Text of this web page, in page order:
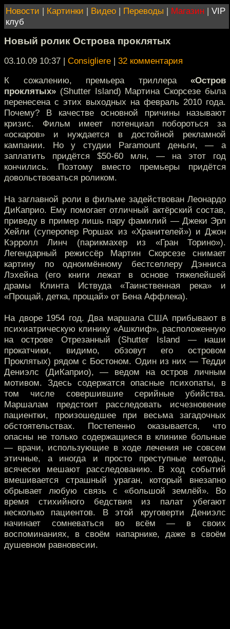
Новости | Картинки | Видео | Переводы | Магазин | VIP
клуб
Новый ролик Острова проклятых
03.10.09 10:37 | Consigliere | 32 комментария
К сожалению, премьера триллера «Остров
проклятых» (Shutter Island) Мартина Скорсезе была
перенесена с этих выходных на февраль 2010 года.
Почему? В качестве основной причины называют
кризис. Фильм имеет потенциал побороться за
«оскаров» и нуждается в достойной рекламной
кампании. Но у студии Paramount деньги, — а
заплатить придётся $50-60 млн, — на этот год
кончились. Поэтому вместо премьеры придётся
довольствоваться роликом.
На заглавной роли в фильме задействован Леонардо
ДиКаприо. Ему помогает отличный актёрский состав,
приведу в пример лишь пару фамилий — Джеки Эрл
Хейли (суперопер Роршах из «Хранителей») и Джон
Кэрролл Линч (парикмахер из «Гран Торино»).
Легендарный режиссёр Мартин Скорсезе снимает
картину по одноимённому бестселлеру Дэнниса
Лэхейна (его книги лежат в основе тяжелейшей
драмы Клинта Иствуда «Таинственная река» и
«Прощай, детка, прощай» от Бена Аффлека).
На дворе 1954 год. Два маршала США прибывают в
психиатрическую клинику «Ашклиф», расположенную
на острове Отрезанный (Shutter Island — наши
прокатчики, видимо, обзовут его островом
Проклятых) рядом с Бостоном. Один из них — Тедди
Дениэлс (ДиКаприо), — ведом на остров личным
мотивом. Здесь содержатся опасные психопаты, в
том числе совершившие серийные убийства.
Маршалам предстоит расследовать исчезновение
пациентки, произошедшее при весьма загадочных
обстоятельствах. Постепенно оказывается, что
опасны не только содержащиеся в клинике больные
— врачи, использующие в ходе лечения не совсем
этичные, а иногда и просто преступные методы,
всячески мешают расследованию. В ход событий
вмешивается страшный ураган, который внезапно
обрывает любую связь с «большой землёй». Во
время стихийного бедствия из палат убегают
несколько пациентов. В этой круговерти Дениэлс
начинает сомневаться во всём — в своих
воспоминаниях, в своём напарнике, даже в своём
душевном равновесии.